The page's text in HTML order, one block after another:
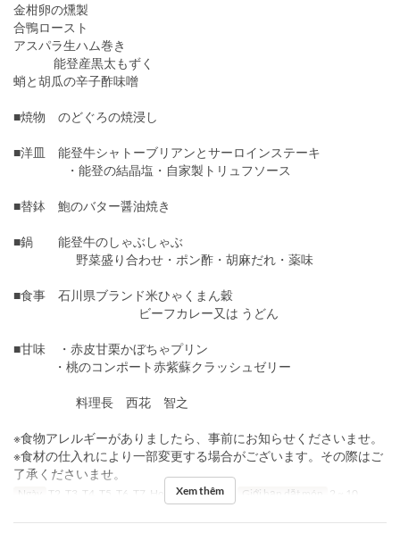
金柑卵の燻製
合鴨ロースト
アスパラ生ハム巻き
能登産黒太もずく
蛸と胡瓜の辛子酢味噌
■焼物 のどぐろの焼浸し
■洋皿 能登牛シャトーブリアンとサーロインステーキ
・能登の結晶塩・自家製トリュフソース
■替鉢 鮑のバター醤油焼き
■鍋 能登牛のしゃぶしゃぶ
野菜盛り合わせ・ポン酢・胡麻だれ・薬味
■食事 石川県ブランド米ひゃくまん穀
ビーフカレー又は うどん
■甘味 ・赤皮甘栗かぼちゃプリン
・桃のコンポート赤紫蘇クラッシュゼリー
料理長 西花 智之
※食物アレルギーがありましたら、事前にお知らせくださいませ。
※食材の仕入れにより一部変更する場合がございます。その際はご
了承くださいませ。
Ngày T2, T3, T4, T5, T6, T7, Hol Bữa Bữa tối Giới hạn dặt món 2 ~ 10
Xem thêm